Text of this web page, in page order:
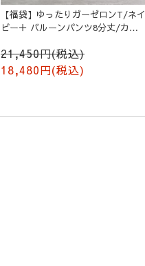
【福袋】ゆったりガーゼロンT/ネイ
ビー＋ バルーンパンツ8分丈/カー
21,450円(税込)
18,480円(税込)